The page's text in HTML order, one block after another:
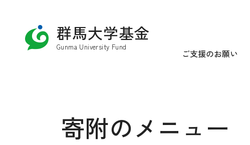
群馬大学基金
Gunma University Fund
ご支援のお願い
寄附のメニュー